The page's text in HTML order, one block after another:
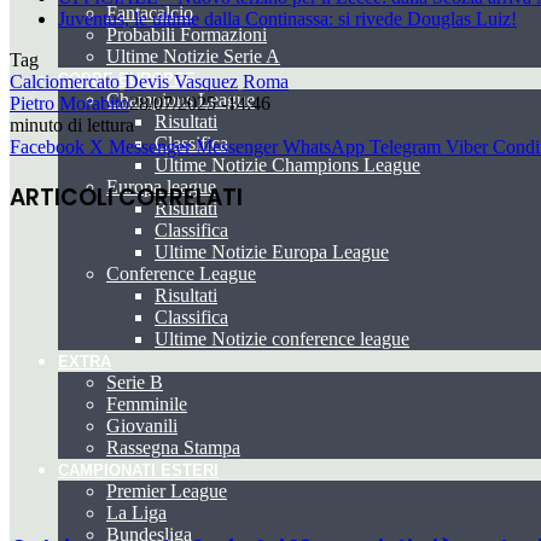
Fantacalcio
Probabili Formazioni
Ultime Notizie Serie A
COPPE EUROPEE
Champions League
Risultati
Classifica
Ultime Notizie Champions League
Europa league
Risultati
Classifica
Ultime Notizie Europa League
Conference League
Risultati
Classifica
Ultime Notizie conference league
EXTRA
Serie B
Femminile
Giovanili
Rassegna Stampa
CAMPIONATI ESTERI
Premier League
La Liga
Bundesliga
Juventus, le ultime dalla Continassa: si rivede Douglas Luiz!
Tag
Calciomercato Devis Vasquez Roma
Pietro Morabito28/07/2025 -14:46
minuto di lettura
Facebook X Messenger Messenger WhatsApp Telegram Viber
ARTICOLI CORRELATI